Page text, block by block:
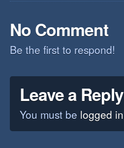
No Comment
Be the first to respond!
Leave a Reply
You must be logged in